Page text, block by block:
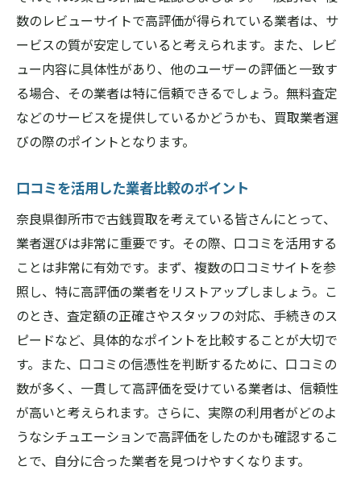
数のレビューサイトで高評価が得られている業者は、サ
ービスの質が安定していると考えられます。また、レビ
ュー内容に具体性があり、他のユーザーの評価と一致す
る場合、その業者は特に信頼できるでしょう。無料査定
などのサービスを提供しているかどうかも、買取業者選
びの際のポイントとなります。
口コミを活用した業者比較のポイント
奈良県御所市で古銭買取を考えている皆さんにとって、
業者選びは非常に重要です。その際、口コミを活用する
ことは非常に有効です。まず、複数の口コミサイトを参
照し、特に高評価の業者をリストアップしましょう。こ
のとき、査定額の正確さやスタッフの対応、手続きのス
ピードなど、具体的なポイントを比較することが大切で
す。また、口コミの信憑性を判断するために、口コミの
数が多く、一貫して高評価を受けている業者は、信頼性
が高いと考えられます。さらに、実際の利用者がどのよ
うなシチュエーションで高評価をしたのかも確認するこ
とで、自分に合った業者を見つけやすくなります。